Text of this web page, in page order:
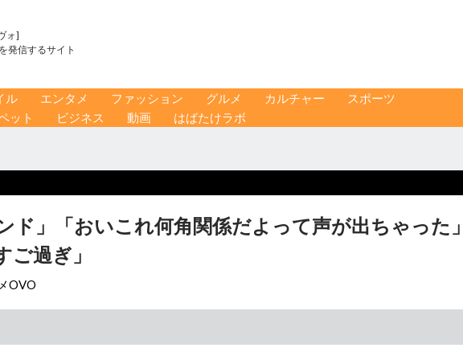
ォ]
発信するサイト
ル エンタメ ファッション グルメ カルチャー
スポーツ
ット ビジネス 動画 はばたけラボ
ド」「おいこれ何角関係だよって声が出ちゃった
ご過ぎ」
OVO